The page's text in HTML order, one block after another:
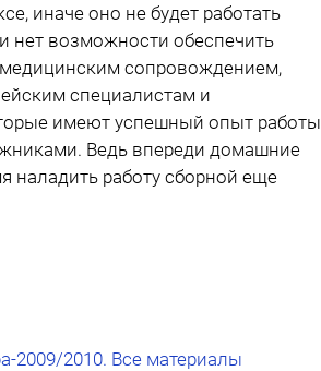
иначе оно не будет работать
нет возможности обеспечить
сопровождением,
специалистам и
имеют успешный опыт работы
Ведь впереди домашние
наладить работу сборной еще
2009/2010. Все материалы